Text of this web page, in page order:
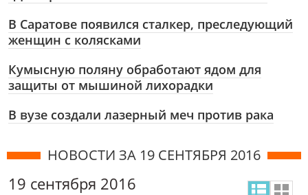
В Саратове появился сталкер, преследующий
женщин с колясками
Кумысную поляну обработают ядом для
защиты от мышиной лихорадки
В вузе создали лазерный меч против рака
НОВОСТИ ЗА 19 СЕНТЯБРЯ 2016
19 сентября 2016